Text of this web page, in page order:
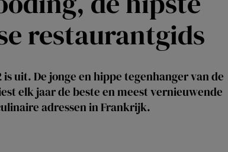
restaurantgids
is uit. De jonge en hippe tegenhanger van de
elk jaar de beste en meest vernieuwende
adressen in Frankrijk.